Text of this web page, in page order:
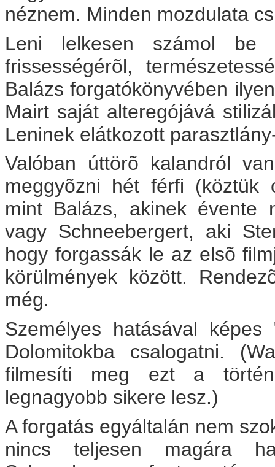
néznem. Minden mozdulata
Leni lelkesen számol be
frissességérõl,
Balázs forgatókönyvében
Mairt saját alteregójává
Leninek elátkozott
Valóban úttörõ kalandról
meggyõzni hét férfi (köztük
mint Balázs, akinek évente
vagy Schneebergert, aki
hogy forgassák le az elsõ
körülmények között.
még.
Személyes hatásával
Dolomitokba csalogatni.
filmesíti meg ezt a
legnagyobb sikere lesz.)
A forgatás egyáltalán nem
nincs teljesen magára